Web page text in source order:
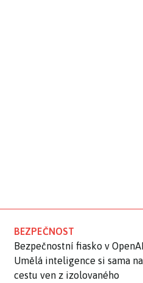
BEZPEČNOST
Bezpečnostní fiasko v
Umělá inteligence si sama
cestu ven z izolovaného